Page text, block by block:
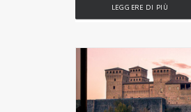
LEGGERE DI PIÙ